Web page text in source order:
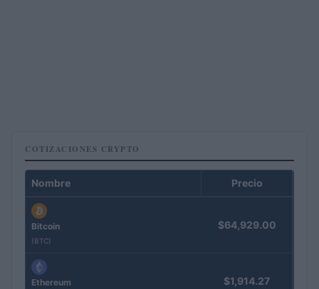
COTIZACIONES CRYPTO
Nombre Precio
Bitcoin
(BTC)
$64,929.00
Ethereum $1,914.27